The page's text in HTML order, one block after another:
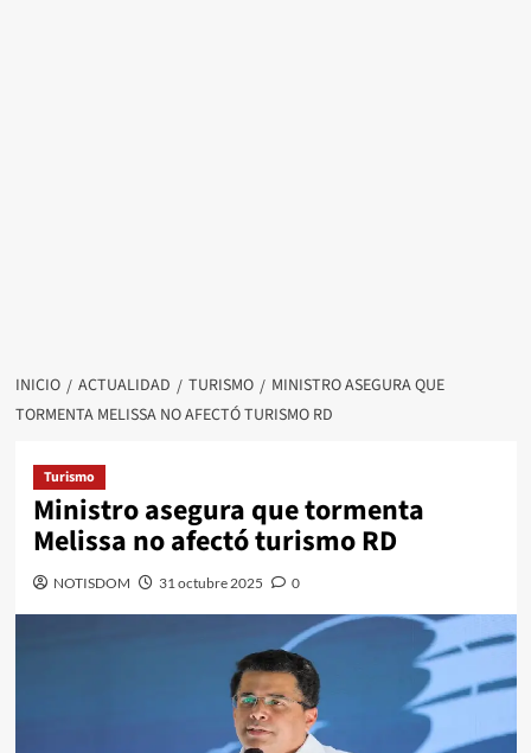
INICIO ACTUALIDAD TURISMO
MINISTRO ASEGURA QUE
TORMENTA MELISSA NO AFECTÓ TURISMO RD
Turismo
Ministro asegura que tormenta
Melissa no afectó turismo RD
NOTISDOM 31 octubre 2025 0